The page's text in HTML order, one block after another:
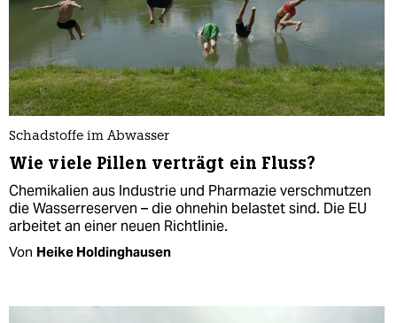
Schadstoffe im Abwasser
Wie viele Pillen verträgt ein Fluss?
Chemikalien aus Industrie und Pharmazie verschmutzen
die Wasserreserven – die ohnehin belastet sind. Die EU
arbeitet an einer neuen Richtlinie.
Von Heike Holdinghausen